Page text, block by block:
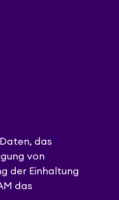
das
von
der Einhaltung
das